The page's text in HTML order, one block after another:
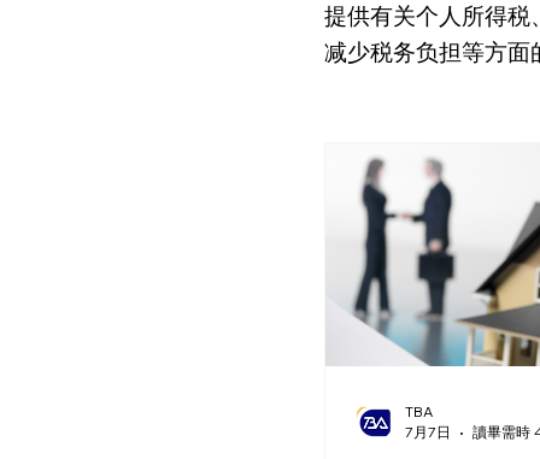
提供有关个人所得税
减少税务负担等方面
TBA
7月7日
讀畢需時